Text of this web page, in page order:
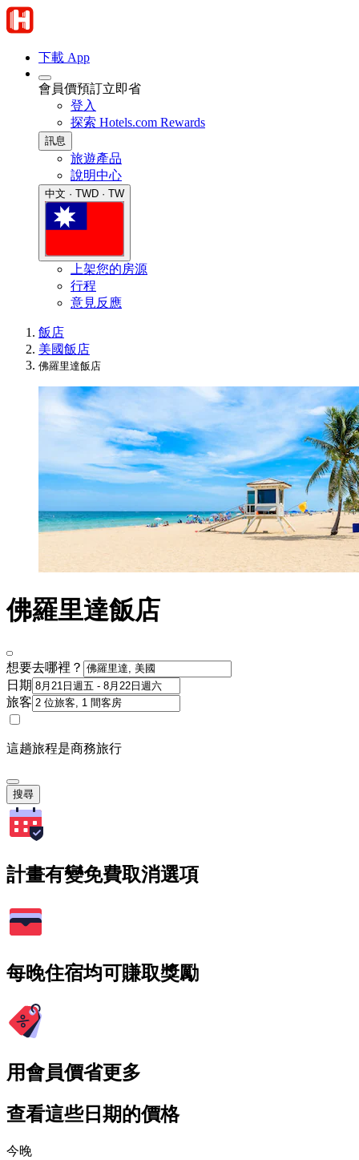
下載 App
會員價預訂立即省
登入
探索 Hotels.com Rewards
訊息
旅遊產品
說明中心
中文 · TWD · TW
上架您的房源
行程
意見反應
飯店
美國飯店
佛羅里達飯店
佛羅里達飯店
想要去哪裡？
日期
旅客
這趟旅程是商務旅行
搜尋
計畫有變免費取消選項
每晚住宿均可賺取獎勵
用會員價省更多
查看這些日期的價格
今晚